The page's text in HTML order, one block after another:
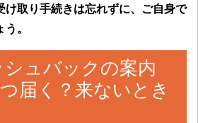
け取り手続きは忘れずに、ご自身で
。
シュバックの案内
届く？来ないとき